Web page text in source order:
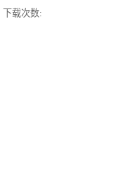
下载次数: